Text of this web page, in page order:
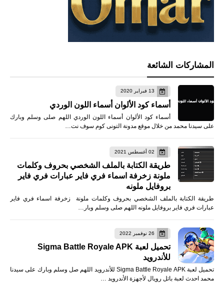
المشاركات الشائعة
13 فبراير 2020
أسماء كود الألوان أسماء اللون الوردي
أسماء كود الألوان أسماء اللون الوردي اللهم صلى وسلم وبارك
على سيدنا محمد من خلال موقع مدونة التونى كوم سوف نت…
02 أغسطس 2021
طريقة الكتابة بالملف الشخصي بحروف وكلمات
ملونة زخرفة اسماء فري فاير عبارات فري فاير
بروفايل ملونه
طريقة الكتابة بالملف الشخصي بحروف وكلمات ملونة زخرفة اسماء فري فاير
عبارات فري فاير بروفايل ملونه اللهم صلى وسلم وبار…
26 نوفمبر 2022
تحميل لعبة Sigma Battle Royale APK
للأندرويد
تحميل لعبة Sigma Battle Royale APK للأندرويد اللهم صل وسلم وبارك على سيدنا
محمد احدث لعبة باتل رويال لأجهزة الأندرويد …